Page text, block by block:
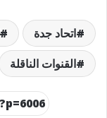
اتحاد جدة
القنوات الناقلة